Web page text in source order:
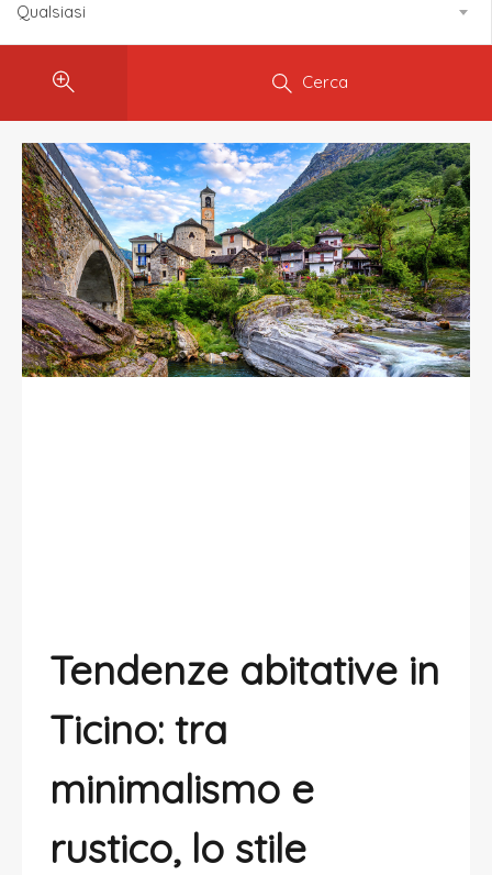
Qualsiasi
Cerca
Tendenze abitative in
Ticino: tra
minimalismo e
rustico, lo stile